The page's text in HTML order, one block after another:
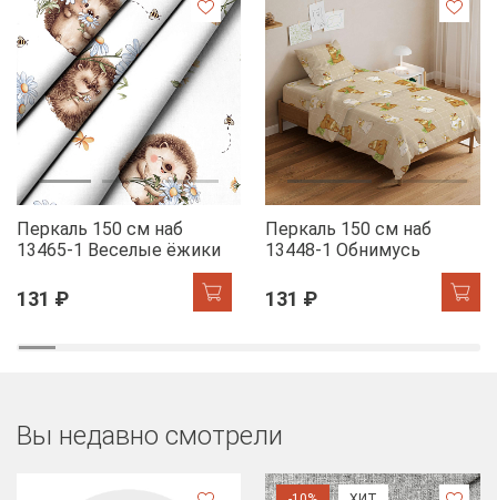
Перкаль 150 см наб
13465-1 Веселые ёжики
131 ₽
Перкаль 150 см наб
13448-1 Обнимусь
131 ₽
Вы недавно смотрели